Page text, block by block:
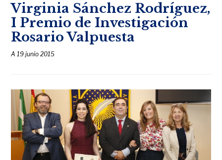
Virginia Sánchez Rodríguez,
I Premio de Investigación
Rosario Valpuesta
A19 junio 2015